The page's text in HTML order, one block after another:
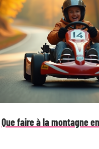
Que faire à la montagne